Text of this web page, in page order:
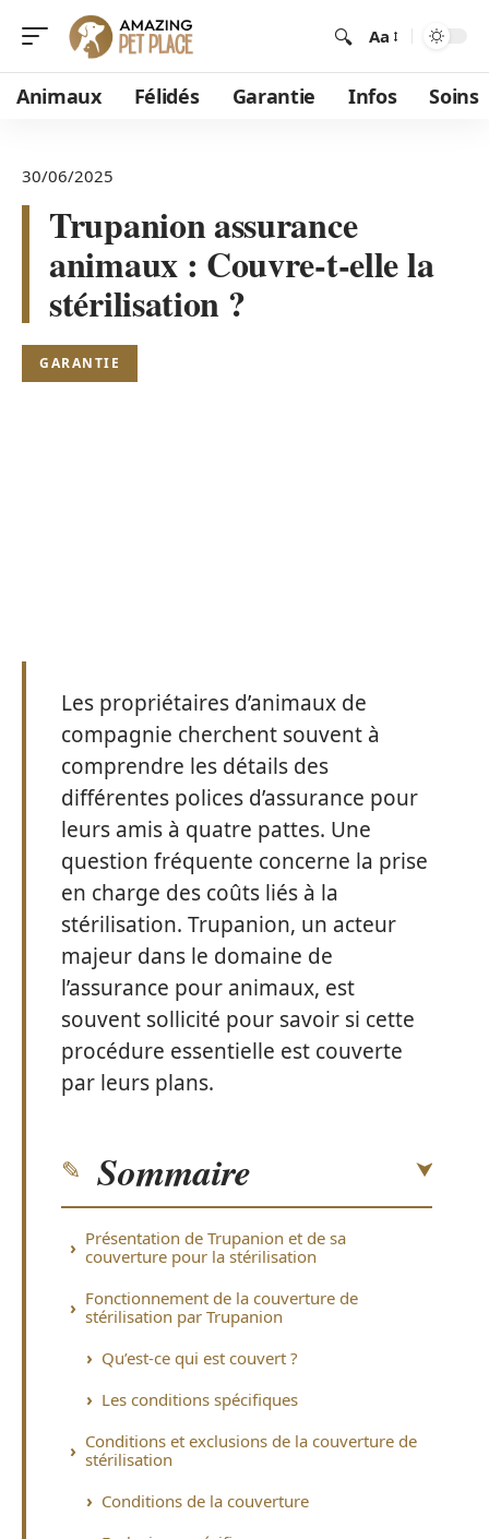
Aa
Animaux Félidés Garantie Infos Soins
30/06/2025
Trupanion assurance
animaux : Couvre-t-elle la
stérilisation ?
GARANTIE
Les propriétaires d’animaux de
compagnie cherchent souvent à
comprendre les détails des
différentes polices d’assurance pour
leurs amis à quatre pattes. Une
question fréquente concerne la prise
en charge des coûts liés à la
stérilisation. Trupanion, un acteur
majeur dans le domaine de
l’assurance pour animaux, est
souvent sollicité pour savoir si cette
procédure essentielle est couverte
par leurs plans.
Sommaire
Présentation de Trupanion et de sa
couverture pour la stérilisation
Fonctionnement de la couverture de
stérilisation par Trupanion
Qu’est-ce qui est couvert ?
Les conditions spécifiques
Conditions et exclusions de la couverture de
stérilisation
Conditions de la couverture